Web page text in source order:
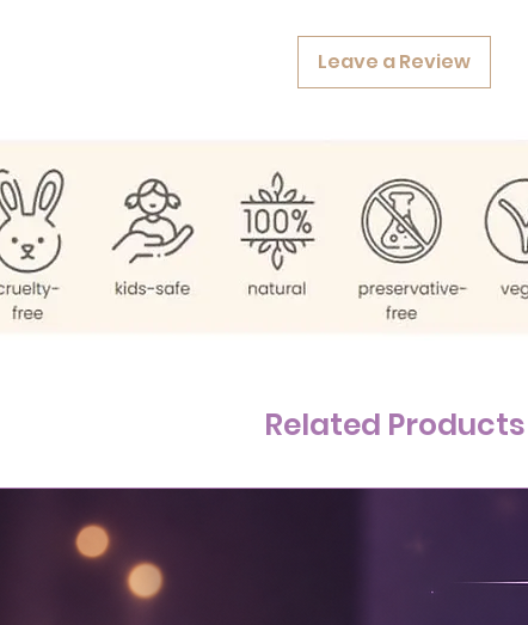
Leave a Review
Related Products